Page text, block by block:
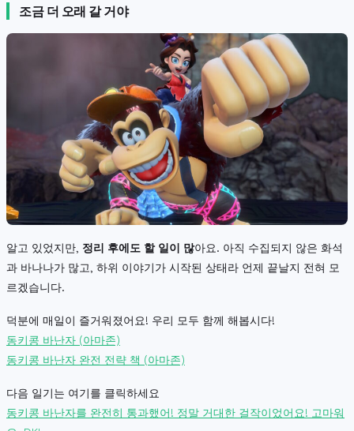
조금 더 오래 갈 거야
알고 있었지만, 정리 후에도 할 일이 많아요. 아직 수집되지 않은 화석
과 바나나가 많고, 하위 이야기가 시작된 상태라 언제 끝날지 전혀 모
르겠습니다.
덕분에 매일이 즐거워졌어요! 우리 모두 함께 해봅시다!
동키콩 바난자 (아마존)
동키콩 바난자 완전 전략 책 (아마존)
다음 일기는 여기를 클릭하세요
동키콩 바난자를 완전히 통과했어! 정말 거대한 걸작이었어요! 고마워